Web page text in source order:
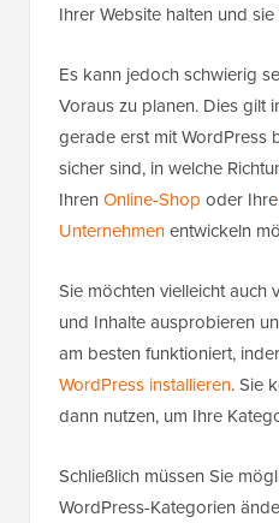
Ihrer Website halten und
Es kann jedoch schwierig
Voraus zu planen. Dies gilt
gerade erst mit WordPress
sicher sind, in welche
Ihren Online-Shop oder Ihre
Unternehmenentwickeln
Sie möchten vielleicht auch
und Inhalte ausprobieren
am besten funktioniert,
WordPress installieren. Sie
dann nutzen, um Ihre
Schließlich müssen Sie
WordPress-Kategorien